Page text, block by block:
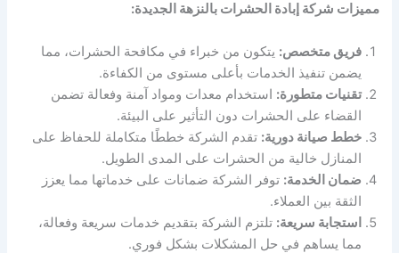
مميزات شركة إبادة الحشرات بالنزهة الجديدة:
فريق متخصص: يتكون من خبراء في مكافحة الحشرات، مما
يضمن تنفيذ الخدمات بأعلى مستوى من الكفاءة.
تقنيات متطورة: استخدام معدات ومواد آمنة وفعالة تضمن
القضاء على الحشرات دون التأثير على البيئة.
خطط صيانة دورية: تقدم الشركة خططًا متكاملة للحفاظ على
المنازل خالية من الحشرات على المدى الطويل.
ضمان الخدمة: توفر الشركة ضمانات على خدماتها مما يعزز
الثقة بين العملاء.
استجابة سريعة: تلتزم الشركة بتقديم خدمات سريعة وفعالة،
مما يساهم في حل المشكلات بشكل فوري.